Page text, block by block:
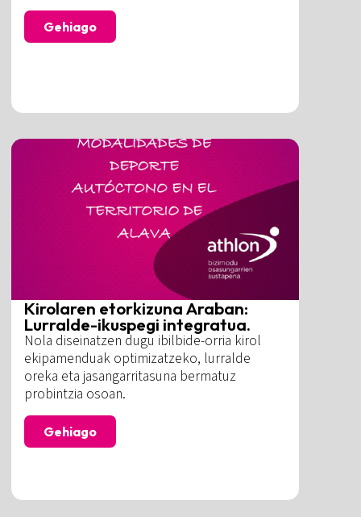
Gehiago
Kirolaren etorkizuna Araban:
Lurralde-ikuspegi integratua.
Nola diseinatzen dugu ibilbide-orria kirol
ekipamenduak optimizatzeko, lurralde
oreka eta jasangarritasuna bermatuz
probintzia osoan.
Gehiago